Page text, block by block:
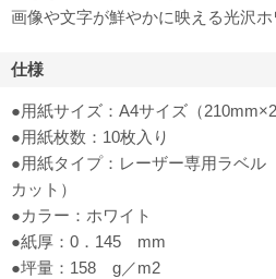
画像や文字が鮮やかに映える光沢ホ
仕様
●用紙サイズ：A4サイズ（
●用紙枚数：10枚入り
●用紙タイプ：レーザー専用ラベ
カット）
●カラー：ホワイト
●紙厚：0．145 mm
●坪量：158 g／m2